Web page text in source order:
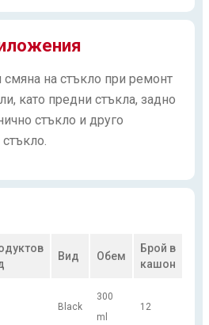
на стъкло при ремонт
като предни стъкла, задно
стъкло и друго
Вид Обем
Брой в
кашон
Black
300
ml
12